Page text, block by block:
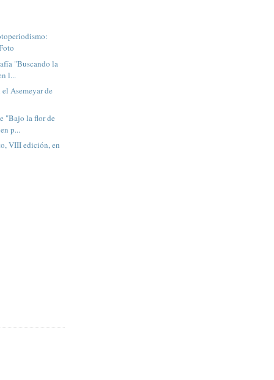
"Buscando la
l...
Asemeyar de
"Bajo la flor de
p...
VIII edición, en